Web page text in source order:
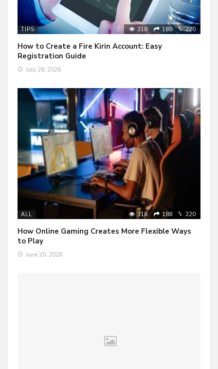
TIPS 318 188 220
How to Create a Fire Kirin Account: Easy
Registration Guide
July 28, 2026
ALL 318 188 220
How Online Gaming Creates More Flexible Ways
to Play
June 20, 2026